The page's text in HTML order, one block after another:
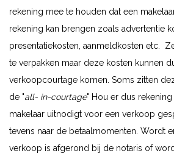
rekening mee te houden dat een
rekening kan brengen zoals advertentie
presentatiekosten, aanmeldkosten etc.
te verpakken maar deze kosten kunnen
verkoopcourtage komen. Soms zitten
de "all- in-courtage" Hou er dus
makelaar uitnodigt voor een verkoop
tevens naar de betaalmomenten. Wordt
verkoop is afgerond bij de notaris of